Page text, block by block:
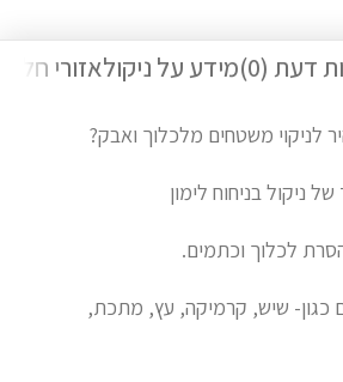
דעת (0) מידע על ניקולאזורי
לניקוי משטחים מלכלוך ואבק?
ניקול בניחוח לימון
לכלוך וכתמים.
כגון- שיש, קרמיקה, עץ, מתכת,